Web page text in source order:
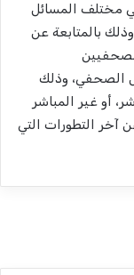
في مختلف المسائل
وذلك بالمتابعة عن
الصحفي، وذلك
أو غير المباشر
آخر التطورات التي